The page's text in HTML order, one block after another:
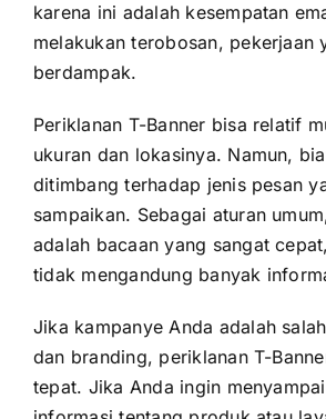
karena ini adalah kesempatan
melakukan terobosan, pekerjaan
berdampak.
Periklanan T-Banner bisa relatif
ukuran dan lokasinya. Namun,
ditimbang terhadap jenis pesan
sampaikan. Sebagai aturan
adalah bacaan yang sangat
tidak mengandung banyak
Jika kampanye Anda adalah
dan branding, periklanan T-
tepat. Jika Anda ingin